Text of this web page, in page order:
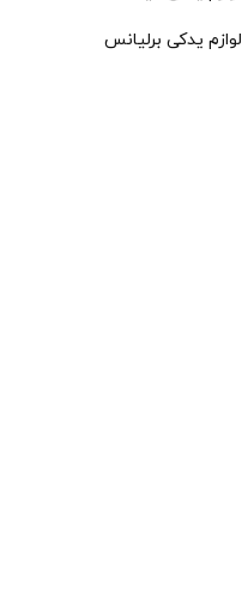
لوازم یدکی برلیانس